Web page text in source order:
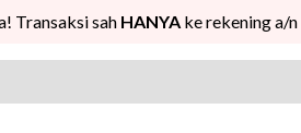
Transaksi sah HANYA ke rekening a/n